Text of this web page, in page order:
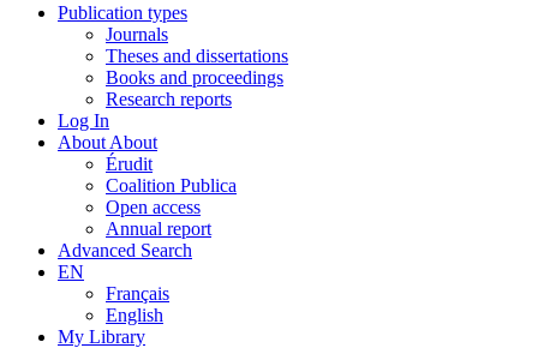
Publication types
Journals
Theses and dissertations
Books and proceedings
Research reports
Log In
About About
Érudit
Coalition Publica
Open access
Annual report
Advanced Search
EN
Français
English
My Library